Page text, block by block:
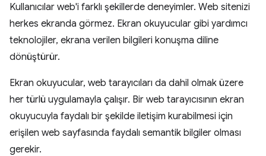
Kullanıcılar web'i farklı şekillerde deneyimler. Web sitenizi
herkes ekranda görmez. Ekran okuyucular gibi yardımcı
teknolojiler, ekrana verilen bilgileri konuşma diline
dönüştürür.
Ekran okuyucular, web tarayıcıları da dahil olmak üzere
her türlü uygulamayla çalışır. Bir web tarayıcısının ekran
okuyucuyla faydalı bir şekilde iletişim kurabilmesi için
erişilen web sayfasında faydalı semantik bilgiler olması
gerekir.